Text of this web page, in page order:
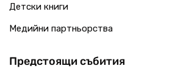
Детски книги
Медийни партньорства
Предстоящи събития